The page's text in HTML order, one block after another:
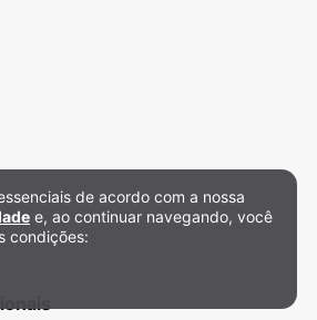
e Cookiesde acordo com a nossa
e, ao continuar navegando, você
condições: